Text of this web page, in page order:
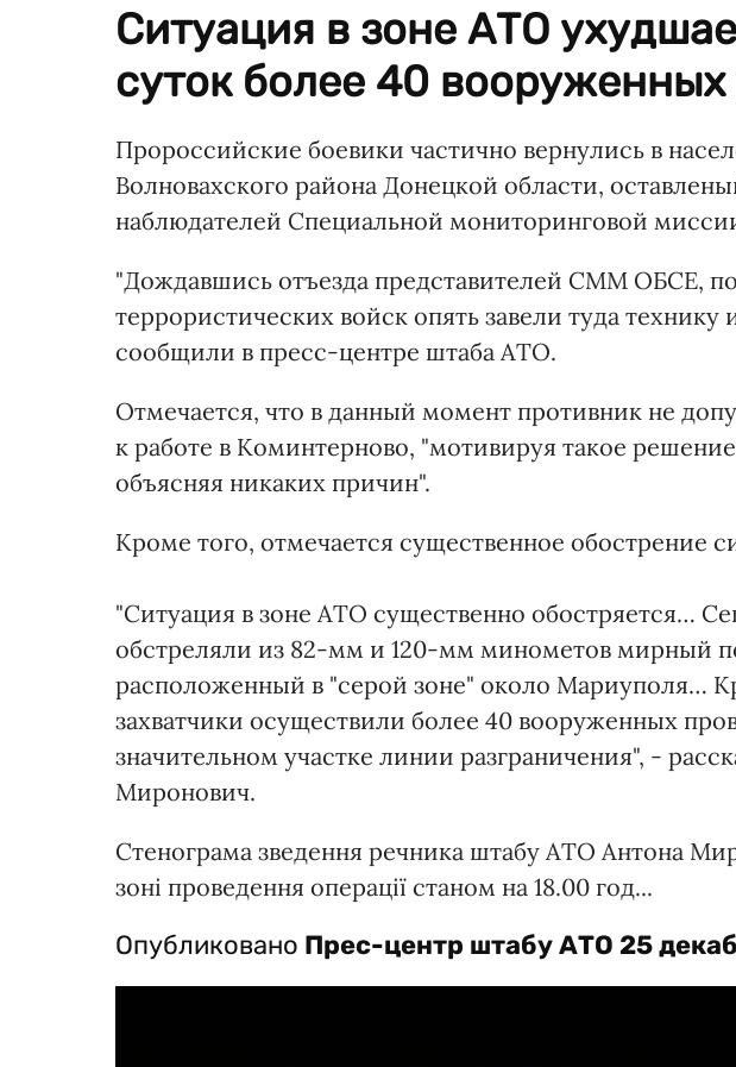
Ситуация в зоне АТО
суток более 40
Пророссийские боевики частично вернулись в
Волновахского района Донецкой области,
наблюдателей Специальной мониторинговой
"Дождавшись отъезда представителей СММ ОБСЕ,
террористических войск опять завели туда
сообщили в пресс-центре штаба АТО.
Отмечается, что в данный момент противник не
к работе в Коминтерново, "мотивируя такое
объясняя никаких причин".
Кроме того, отмечается существенное обострение
"Ситуация в зоне АТО существенно обостряется…
обстреляли из 82-мм и 120-мм минометов мирный
расположенный в "серой зоне" около Мариуполя…
захватчики осуществили более 40 вооруженных
значительном участке линии разграничения", -
Миронович.
Стенограма зведення речника штабу АТО Антона
зоні проведення операції станом на 18.00 год...
Опубликовано Прес-центр штабу АТО 25